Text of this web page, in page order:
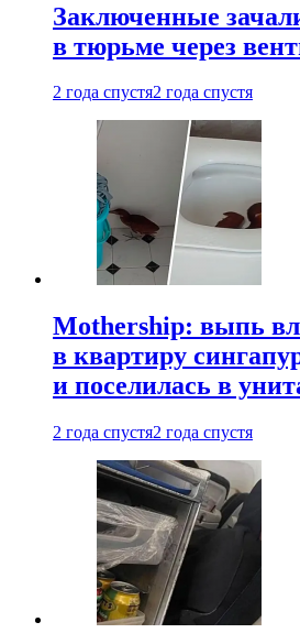
Заключенные
в тюрьме через
2 года спустя2 года спустя
Mothership: выпь
в квартиру
и поселилась в
2 года спустя2 года спустя